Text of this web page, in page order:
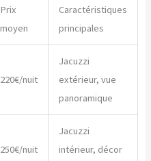
Prix
moyen
Caractéristiques
principales
220€/nuit
Jacuzzi
extérieur, vue
panoramique
250€/nuit
Jacuzzi
intérieur, décor